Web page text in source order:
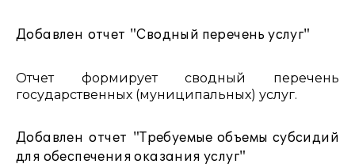
Добавлен отчет "Сводный перечень услуг"
Отчет формирует сводный перечень
государственных (муниципальных) услуг.
Добавлен отчет "Требуемые объемы субсидий
для обеспечения оказания услуг"